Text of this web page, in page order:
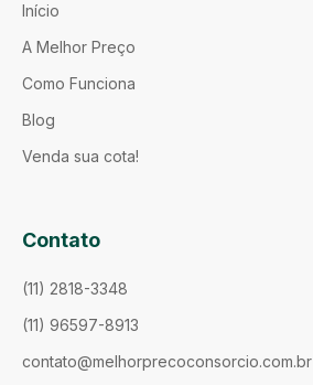
Início
A Melhor Preço
Como Funciona
Blog
Venda sua cota!
Contato
(11) 2818-3348
(11) 96597-8913
contato@melhorprecoconsorcio.com.br